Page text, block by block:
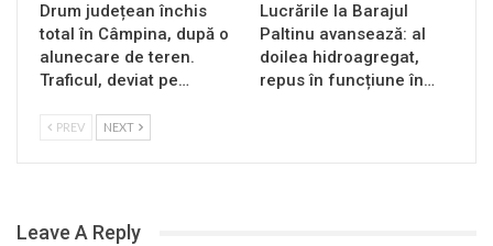
Drum județean închis
total în Câmpina, după o
alunecare de teren.
Traficul, deviat pe…
Lucrările la Barajul
Paltinu avansează: al
doilea hidroagregat,
repus în funcțiune în…
PREV NEXT
Leave A Reply